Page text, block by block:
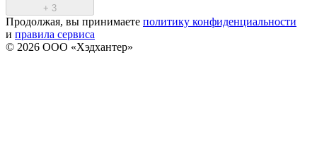
+ 3
Продолжая, вы принимаете политику конфиденциальности
и правила сервиса
© 2026 ООО «Хэдхантер»